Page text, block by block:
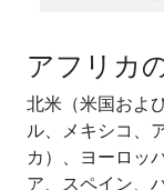
アフリカ
北米（米国およ
ル、メキシコ、
カ）、ヨーロッ
ア、スペイン、